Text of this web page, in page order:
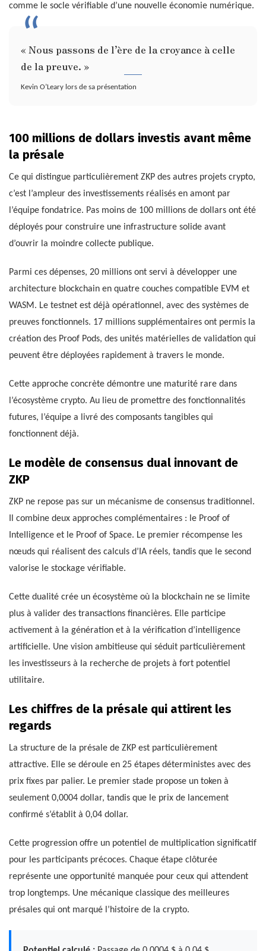
comme le socle vérifiable d’une nouvelle économie numérique.
« Nous passons de l’ère de la croyance à celle
de la preuve. »
Kevin O’Leary lors de sa présentation
100 millions de dollars investis avant même
la présale
Ce qui distingue particulièrement ZKP des autres projets crypto,
c’est l’ampleur des investissements réalisés en amont par
l’équipe fondatrice. Pas moins de 100 millions de dollars ont été
déployés pour construire une infrastructure solide avant
d’ouvrir la moindre collecte publique.
Parmi ces dépenses, 20 millions ont servi à développer une
architecture blockchain en quatre couches compatible EVM et
WASM. Le testnet est déjà opérationnel, avec des systèmes de
preuves fonctionnels. 17 millions supplémentaires ont permis la
création des Proof Pods, des unités matérielles de validation qui
peuvent être déployées rapidement à travers le monde.
Cette approche concrète démontre une maturité rare dans
l’écosystème crypto. Au lieu de promettre des fonctionnalités
futures, l’équipe a livré des composants tangibles qui
fonctionnent déjà.
Le modèle de consensus dual innovant de
ZKP
ZKP ne repose pas sur un mécanisme de consensus traditionnel.
Il combine deux approches complémentaires : le Proof of
Intelligence et le Proof of Space. Le premier récompense les
nœuds qui réalisent des calculs d’IA réels, tandis que le second
valorise le stockage vérifiable.
Cette dualité crée un écosystème où la blockchain ne se limite
plus à valider des transactions financières. Elle participe
activement à la génération et à la vérification d’intelligence
artificielle. Une vision ambitieuse qui séduit particulièrement
les investisseurs à la recherche de projets à fort potentiel
utilitaire.
Les chiffres de la présale qui attirent les
regards
La structure de la présale de ZKP est particulièrement
attractive. Elle se déroule en 25 étapes déterministes avec des
prix fixes par palier. Le premier stade propose un token à
seulement 0,0004 dollar, tandis que le prix de lancement
confirmé s’établit à 0,04 dollar.
Cette progression offre un potentiel de multiplication significatif
pour les participants précoces. Chaque étape clôturée
représente une opportunité manquée pour ceux qui attendent
trop longtemps. Une mécanique classique des meilleures
présales qui ont marqué l’histoire de la crypto.